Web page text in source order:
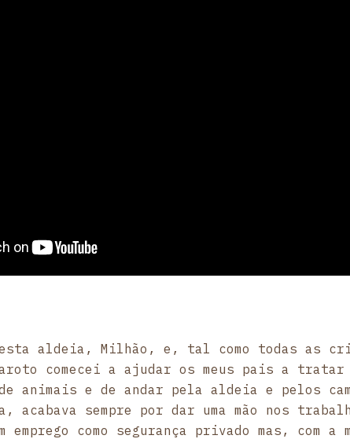
aldeia, Milhão, e, tal como todas as
comecei a ajudar os meus pais a tratar
animais e de andar pela aldeia e pelos
acabava sempre por dar uma mão nos
emprego como segurança privado mas, com a